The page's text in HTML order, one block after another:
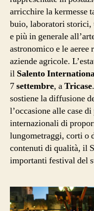
arricchire la kermesse
buio, laboratori storici,
e più in generale
astronomico e le aeree
aziende agricole.
il Salento
7settembre, aTricase
sostiene la diffusione
l’occasione alle case
internazionali di
lungometraggi, corti o
contenuti di qualità, il
importanti festival del